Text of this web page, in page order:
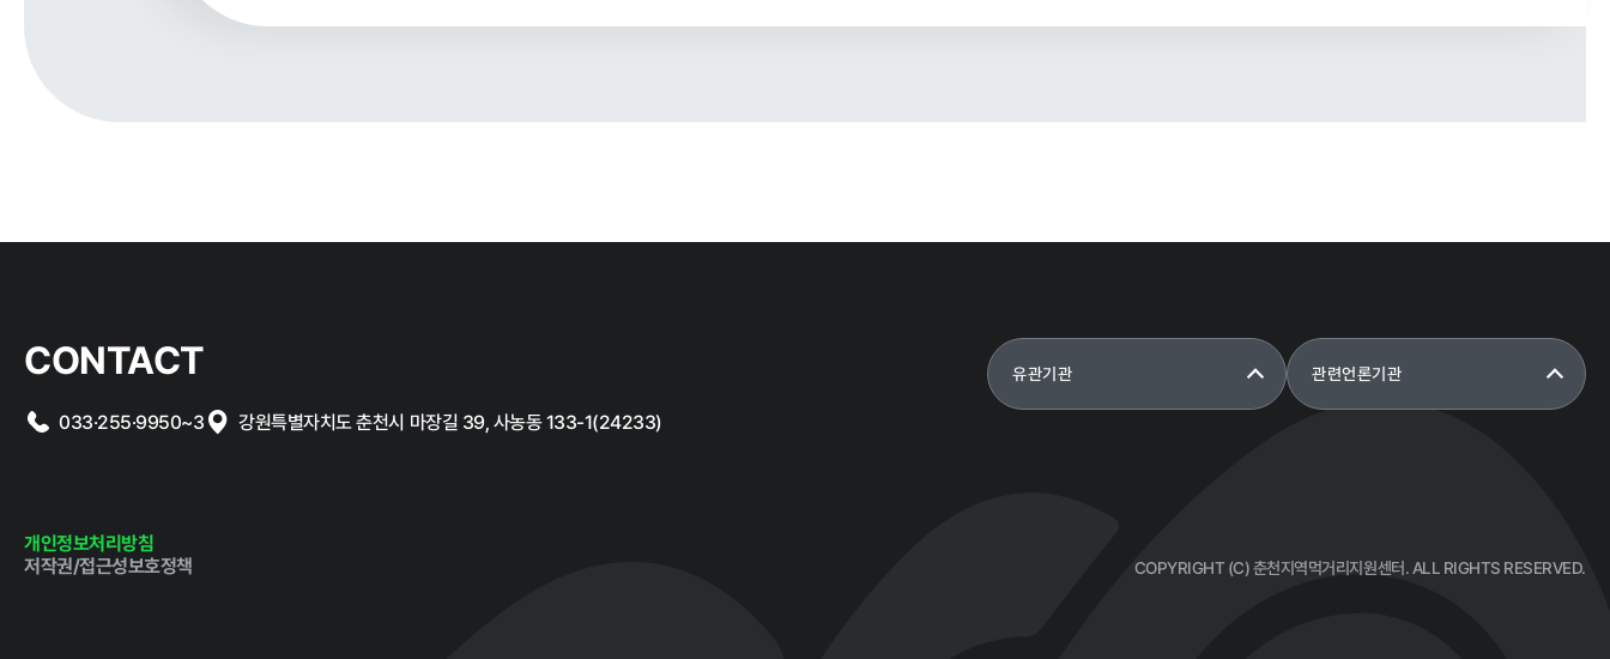
CONTACT
033·255·9950~3 강원특별자치도 춘천시 마장길 39, 사농동 133-1(24233)
개인정보처리방침
저작권/접근성보호정책
유관기관 관련언론기관
COPYRIGHT (C) 춘천지역먹거리지원센터.ALL RIGHTS RESERVED.